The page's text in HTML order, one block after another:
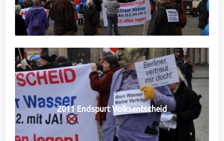
2011 Endspurt Volksentscheid